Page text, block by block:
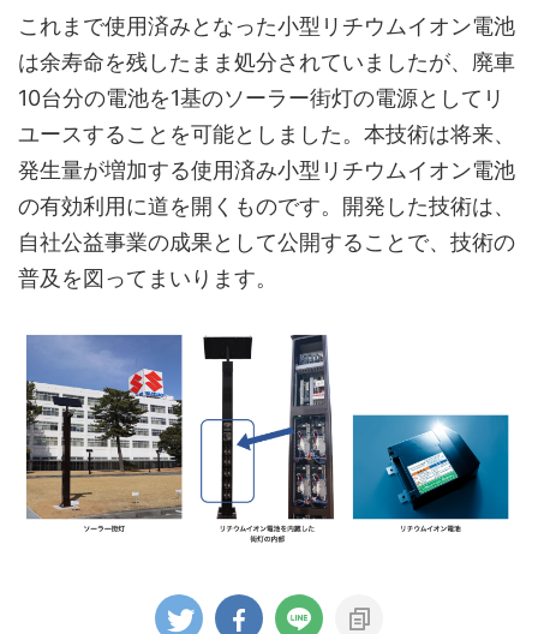
これまで使用済みとなった小型リチウムイオン電池
は余寿命を残したまま処分されていましたが、廃車
10台分の電池を1基のソーラー街灯の電源としてリ
ユースすることを可能としました。本技術は将来、
発生量が増加する使用済み小型リチウムイオン電池
の有効利用に道を開くものです。開発した技術は、
自社公益事業の成果として公開することで、技術の
普及を図ってまいります。